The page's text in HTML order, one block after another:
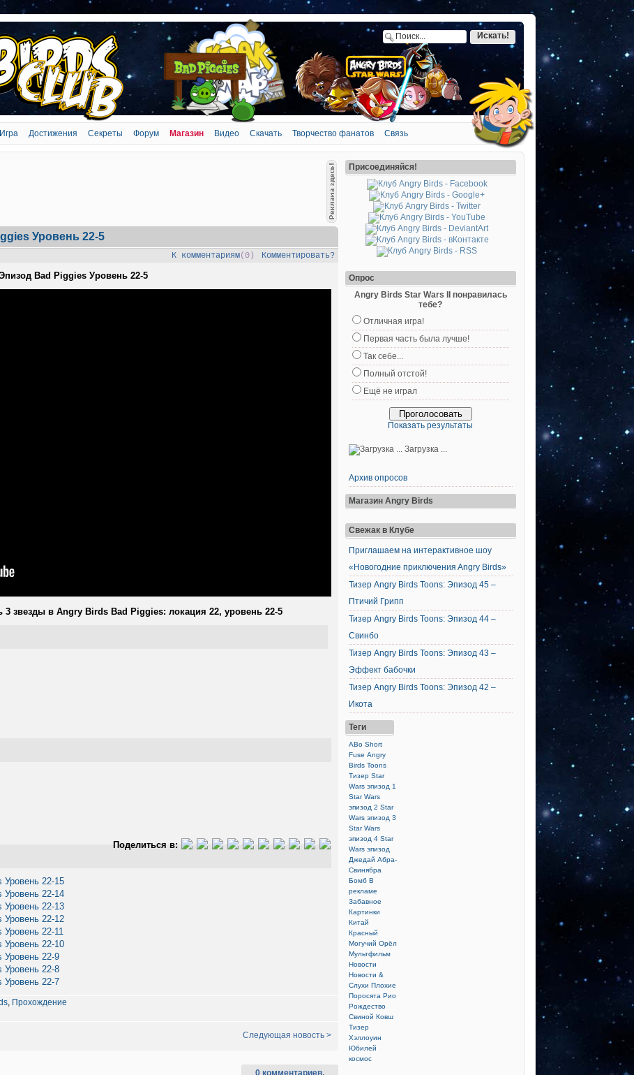
Игра Достижения Секреты Форум Магазин Видео Скачать Творчество фанатов Связь
Уровень 22-5
Комментировать?
К комментариям(0)
Bad Piggies Уровень 22-5
3 звезды в Angry Birds Bad Piggies: локация 22, уровень 22-5
Поделиться в:
22-15
22-14
22-13
22-12
22-11
22-10
Уровень 22-9
Уровень 22-8
Уровень 22-7
, Прохождение
Следующая новость >
0 комментариев.
Присоединяйся!
Опрос
Angry Birds Star Wars II понравилась
тебе?
Отличная игра!
Первая часть была лучше!
Так себе...
Полный отстой!
Ещё не играл
Показать результаты
Загрузка ...
Архив опросов
Магазин Angry Birds
Свежак в Клубе
Приглашаем на интерактивное шоу
«Новогодние приключения Angry Birds»
Тизер Angry Birds Toons: Эпизод 45 –
Птичий Грипп
Тизер Angry Birds Toons: Эпизод 44 –
Свинбо
Тизер Angry Birds Toons: Эпизод 43 –
Эффект бабочки
Тизер Angry Birds Toons: Эпизод 42 –
Икота
Теги
ABo Short
Fuse Angry
Birds Toons
Тизер Star
Wars эпизод 1
Star Wars
эпизод 2 Star
Wars эпизод 3
Star Wars
эпизод 4 Star
Wars эпизод
Джедай Абра-
Свинябра
Бомб В
рекламе
Забавное
Картинки
Китай
Красный
Могучий Орёл
Мультфильм
Новости
Новости &
Слухи Плохие
Поросята Рио
Рождество
Свиной Ковш
Тизер
Хэллоуин
Юбилей
космос